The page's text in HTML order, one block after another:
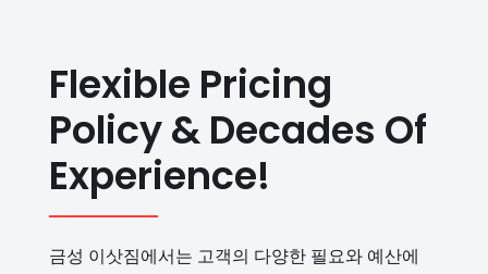
Flexible Pricing
Policy & Decades Of
Experience!
금성 이삿짐에서는 고객의 다양한 필요와 예산에